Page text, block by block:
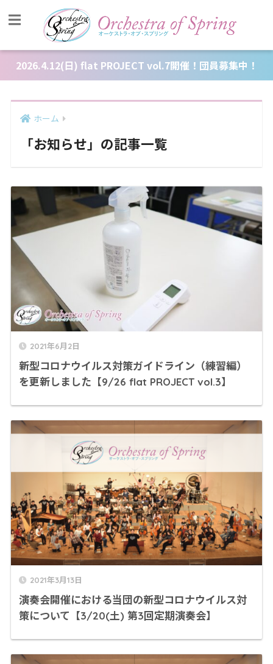
2026.4.12(日) flat PROJECT vol.7開催！団員募集中！
ホーム
「お知らせ」の記事一覧
2021年6月2日
新型コロナウイルス対策ガイドライン（練習編）
を更新しました【9/26 flat PROJECT vol.3】
2021年3月13日
演奏会開催における当団の新型コロナウイルス対
策について【3/20(土) 第3回定期演奏会】